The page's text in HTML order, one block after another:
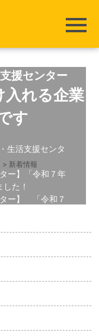
援センター
入れる企業
す
生活支援センタ
ー】「令和７年
た！
ター】 「令和７
した
> 新着情報